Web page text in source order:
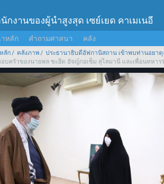
กงานของผู้นำสูงสุด เซย์เยด คาเมเนอี
หลัก คำถามศาสนา คลัง
ลัก คลังภาพ
ประธานาธิบดีอัฟกานิสถาน เข้าพบท่านอยาตุ
อบครัวของนายพล ชะฮีด ฮัจญ์กอเซ็ม สุไลมานี และเพื่อนทห